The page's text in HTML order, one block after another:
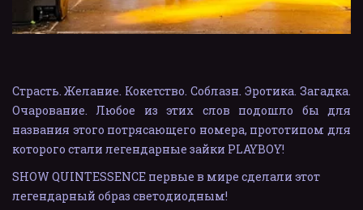
Страсть. Желание. Кокетство. Соблазн. Эротика. Загадка.
Очарование. Любое из этих слов подошло бы для
названия этого потрясающего номера, прототипом для
которого стали легендарные зайки PLAYBOY!
SHOW QUINTESSENCE первые в мире сделали этот
легендарный образ светодиодным!